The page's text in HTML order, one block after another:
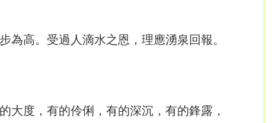
高。受過人滴水之恩，理應湧泉回報。
度，有的伶俐，有的深沉，有的鋒露，